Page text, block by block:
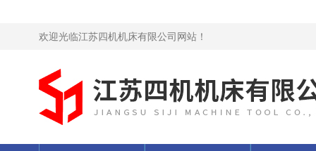
欢迎光临江苏四机机床有限公司网站！